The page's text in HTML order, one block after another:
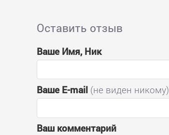
Оставить отзыв
Ваше Имя, Ник
Ваше E-mail (не виден никому)
Ваш комментарий